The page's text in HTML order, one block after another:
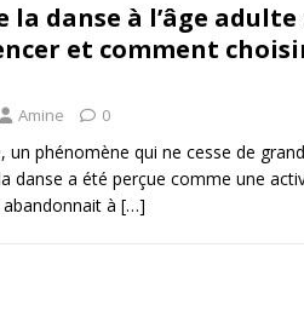
la danse à l’âge adulte
et comment
Amine 0
un phénomène qui ne cesse de
danse a été perçue comme une
abandonnait à […]